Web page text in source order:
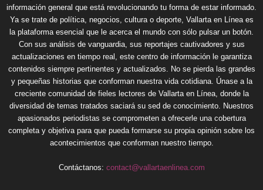
información general que está revolucionando tu forma de estar informado.
Ya se trate de política, negocios, cultura o deporte, Vallarta en Línea es
la plataforma esencial que le acerca el mundo con sólo pulsar un botón.
Con sus análisis de vanguardia, sus reportajes cautivadores y sus
actualizaciones en tiempo real, este centro de información le garantiza
contenidos siempre pertinentes y actualizados. No se pierda las grandes
y pequeñas historias que conforman nuestra vida cotidiana. Únase a la
creciente comunidad de fieles lectores de Vallarta en Línea, donde la
diversidad de temas tratados saciará su sed de conocimiento. Nuestros
apasionados periodistas se comprometen a ofrecerle una cobertura
completa y objetiva para que pueda formarse su propia opinión sobre los
acontecimientos que conforman nuestro tiempo.
Contáctanos: contact@vallartaenlinea.com